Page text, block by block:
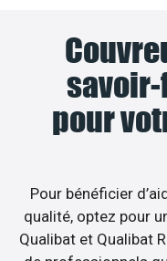
pour
Pour bénéficier
qualité, optez pour
Qualibat et Qualibat